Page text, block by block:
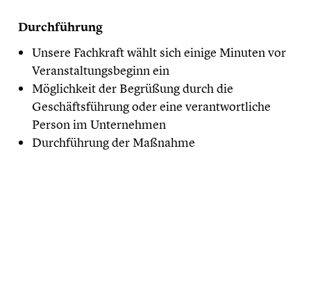
Durchführung
Unsere Fachkraft wählt sich einige Minuten vor
Veranstaltungsbeginn ein
Möglichkeit der Begrüßung durch die
Geschäftsführung oder eine verantwortliche
Person im Unternehmen
Durchführung der Maßnahme